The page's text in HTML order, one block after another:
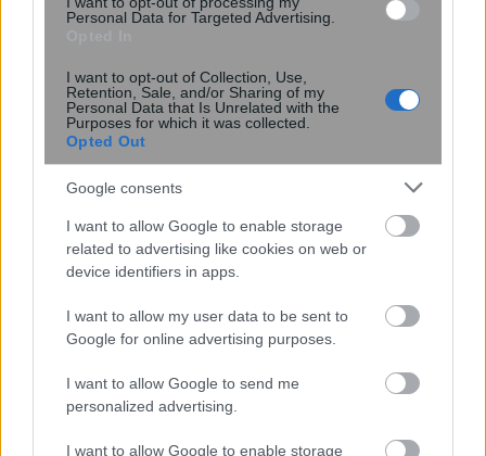
Personal Data for Targeted Advertising.
I want to opt-out of Collection, Use,
Retention, Sale, and/or Sharing of my
Personal Data that Is Unrelated with the
Purposes for which it was collected.
Opted Out
Google consents
I want to allow Google to enable storage
related to advertising like cookies on web or
device identifiers in apps.
I want to allow my user data to be sent to
Google for online advertising purposes.
I want to allow Google to send me
personalized advertising.
I want to allow Google to enable storage
ΗΠΑ: Στο τραπέζι πακέτο βοήθειας 1
δισ. δολαρίων προς τη νέα κυβέρνηση
της Κολομβίας για την ενίσχυση της
ασφάλειας